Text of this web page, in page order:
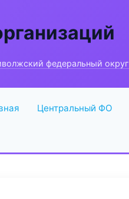
федеральный округ
Центральный ФО